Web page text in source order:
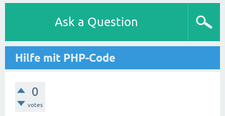
Ask a Question
Hilfe mit PHP-Code
0
votes